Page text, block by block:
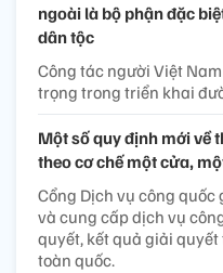
ngoài là bộ phận đặc
dân tộc
Công tác người Việt
trọng trong triển khai
Một số quy định mới về
theo cơ chế một cửa,
Cổng Dịch vụ công
và cung cấp dịch vụ
quyết, kết quả giải
toàn quốc.